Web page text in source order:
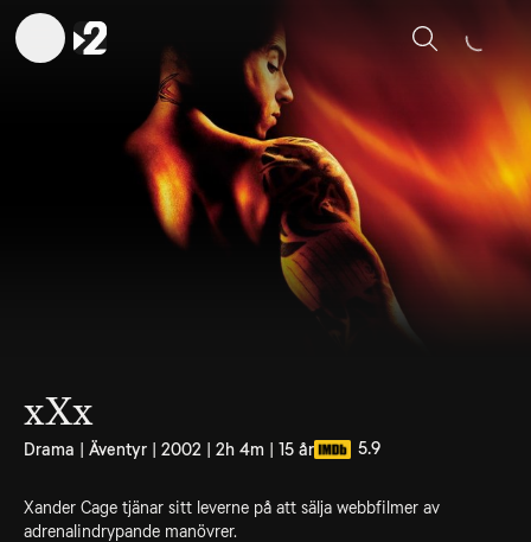
Sök
xXx
Drama | Äventyr | 2002 | 2h 4m | 15 år 5.9
Xander Cage tjänar sitt leverne på att sälja webbfilmer av
adrenalindrypande manövrer.